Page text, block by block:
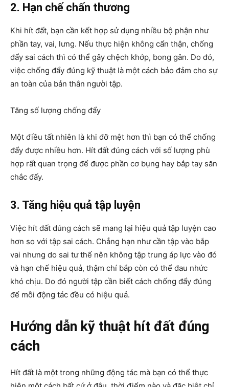
2. Hạn chế chấn thương
Khi hít đất, bạn cần kết hợp sử dụng nhiều bộ phận như
phần tay, vai, lưng. Nếu thực hiện không cẩn thận, chống
đẩy sai cách thì có thể gây chệch khớp, bong gân. Do đó,
việc chống đẩy đúng kỹ thuật là một cách bảo đảm cho sự
an toàn của bản thân người tập.
Tăng số lượng chống đẩy
Một điều tất nhiên là khi đỡ mệt hơn thì bạn có thể chống
đẩy được nhiều hơn. Hít đất đúng cách với số lượng phù
hợp rất quan trọng để được phần cơ bụng hay bắp tay săn
chắc đấy.
3. Tăng hiệu quả tập luyện
Việc hít đất đúng cách sẽ mang lại hiệu quả tập luyện cao
hơn so với tập sai cách. Chẳng hạn như cần tập vào bắp
vai nhưng do sai tư thế nên không tập trung áp lực vào đó
và hạn chế hiệu quả, thậm chí bắp còn có thể đau nhức
khó chịu. Do đó người tập cần biết cách chống đẩy đúng
để mỗi động tác đều có hiệu quả.
Hướng dẫn kỹ thuật hít đất đúng
cách
Hít đất là một trong những động tác mà bạn có thể thực